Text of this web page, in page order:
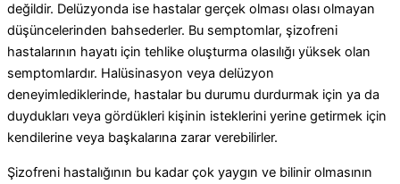
değildir. Delüzyonda ise hastalar gerçek olması olası olmayan
düşüncelerinden bahsederler. Bu semptomlar, şizofreni
hastalarının hayatı için tehlike oluşturma olasılığı yüksek olan
semptomlardır. Halüsinasyon veya delüzyon
deneyimlediklerinde, hastalar bu durumu durdurmak için ya da
duydukları veya gördükleri kişinin isteklerini yerine getirmek için
kendilerine veya başkalarına zarar verebilirler.
Şizofreni hastalığının bu kadar çok yaygın ve bilinir olmasının